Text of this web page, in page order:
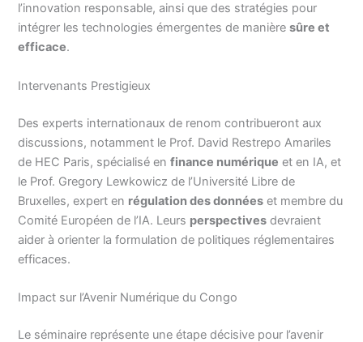
l’innovation responsable, ainsi que des stratégies pour
intégrer les technologies émergentes de manièresûre et
efficace.
Intervenants Prestigieux
Des experts internationaux de renom contribueront aux
discussions, notamment le Prof. David Restrepo Amariles
de HEC Paris, spécialisé enfinance numérique et en IA, et
le Prof. Gregory Lewkowicz de l’Université Libre de
Bruxelles, expert en régulation des données et membre du
Comité Européen de l’IA. Leurs perspectives devraient
aider à orienter la formulation de politiques réglementaires
efficaces.
Impact sur l’Avenir Numérique du Congo
Le séminaire représente une étape décisive pour l’avenir